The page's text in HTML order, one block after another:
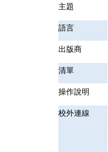
主題
語言
出版商
清單
操作說明
校外連線